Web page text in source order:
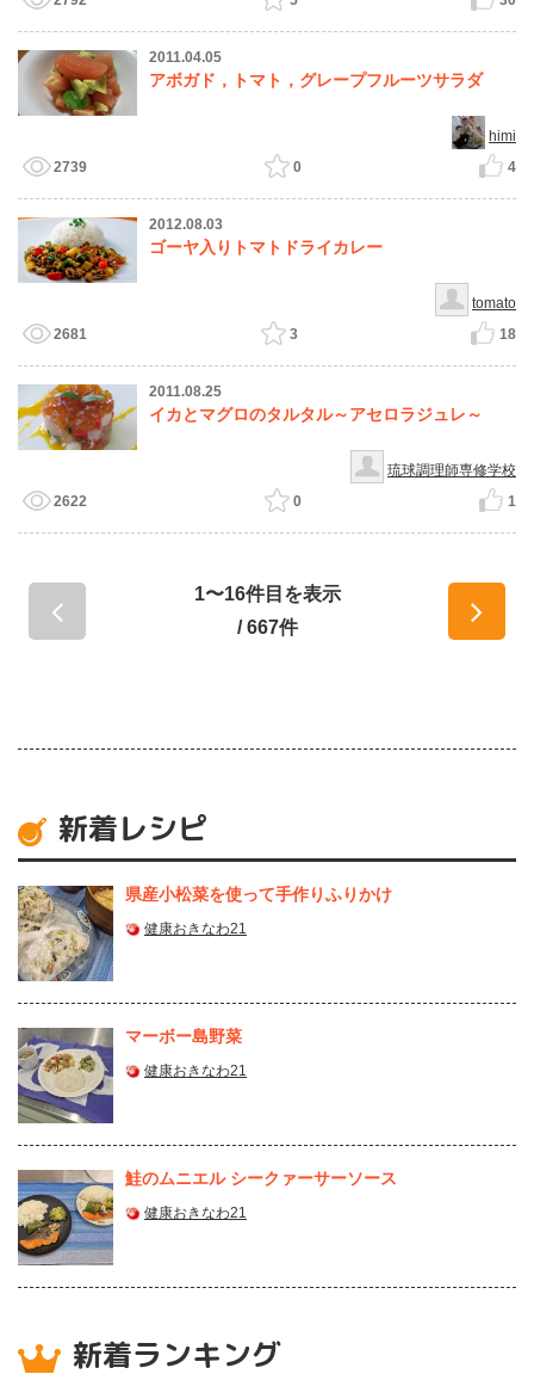
2011.04.05
アボガド，トマト，グレープフルーツサラダ
himi
2739
0 4
2012.08.03
ゴーヤ入りトマトドライカレー
tomato
2681
3 18
2011.08.25
イカとマグロのタルタル～アセロラジュレ～
琉球調理師専修学校
2622
0 1
1〜16件目を表示
/ 667件
新着レシピ
県産⼩松菜を使って⼿作りふりかけ
健康おきなわ21
マーボー島野菜
健康おきなわ21
鮭のムニエル シークァーサーソース
健康おきなわ21
新着ランキング